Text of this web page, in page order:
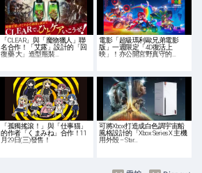
「CLEAR」與「魔物獵人」聯
名合作！「艾露」設計的「回
復藥‧大」造型瓶裝…
電影「超級瑪利歐兄弟電影
版」一週限定「4D復活上
映」！亦公開宮野真守的…
「孤獨搖滾！」與「仕事猫」
的作者「くまみね」合作！11
月29日(三)發售！
可將Xbox打造成白色調宇宙船
風格設計的「Xbox Series X 主機
用外殼 – Star…